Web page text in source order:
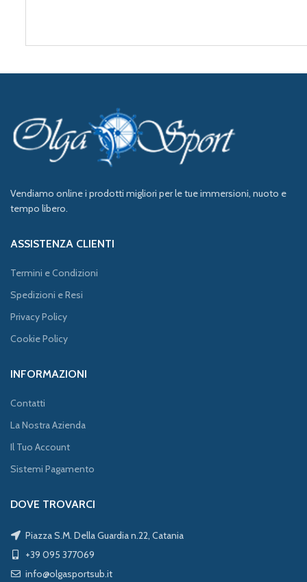
Vendiamo online i prodotti migliori per le tue immersioni, nuoto e
tempo libero.
ASSISTENZA CLIENTI
Termini e Condizioni
Spedizioni e Resi
Privacy Policy
Cookie Policy
INFORMAZIONI
Contatti
La Nostra Azienda
Il Tuo Account
Sistemi Pagamento
DOVE TROVARCI
Piazza S.M. Della Guardia n.22, Catania
+39 095 377069
info@olgasportsub.it